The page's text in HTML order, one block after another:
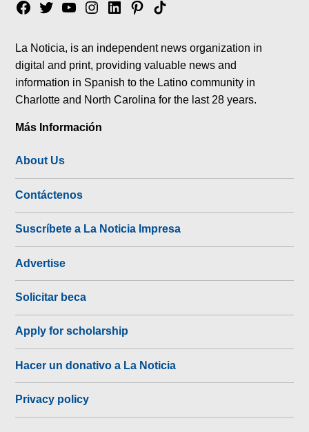
Facebook
TwitterYouTubeInstagram
LinkedinPinterest
Tik
La Noticia, is an independent news organization in
digital and print, providing valuable news and
information in Spanish to the Latino community in
Charlotte and North Carolina for the last 28 years.
Más Información
About Us
Contáctenos
Suscríbete a La Noticia Impresa
Advertise
Solicitar beca
Apply for scholarship
Hacer un donativo a La Noticia
Privacy policy